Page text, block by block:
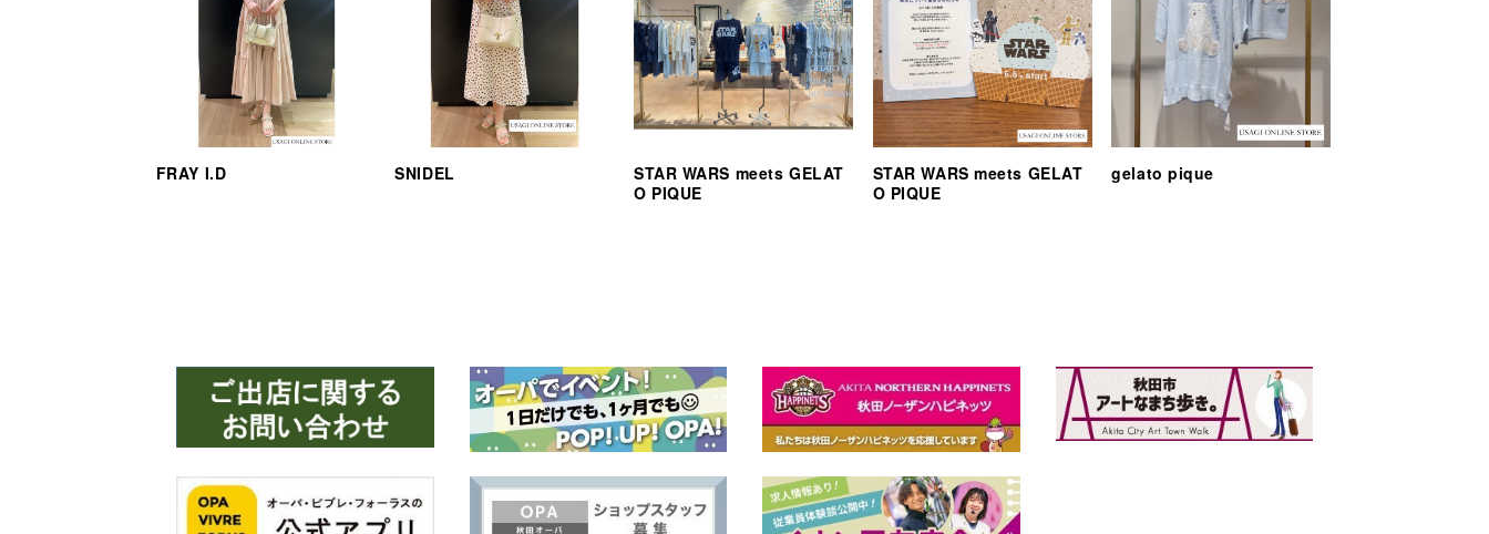
FRAY I.D SNIDEL
STAR WARS meets GELAT
O PIQUE
STAR WARS meets GELAT
O PIQUE
gelato pique